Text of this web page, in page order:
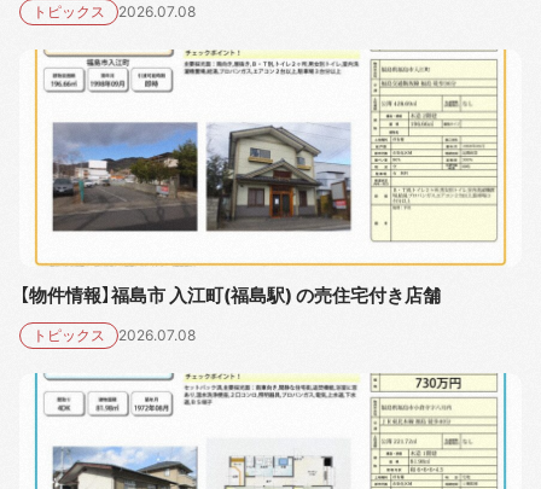
トピックス 2026.07.08
【物件情報】福島市 入江町(福島駅) の売住宅付き店舗
トピックス 2026.07.08